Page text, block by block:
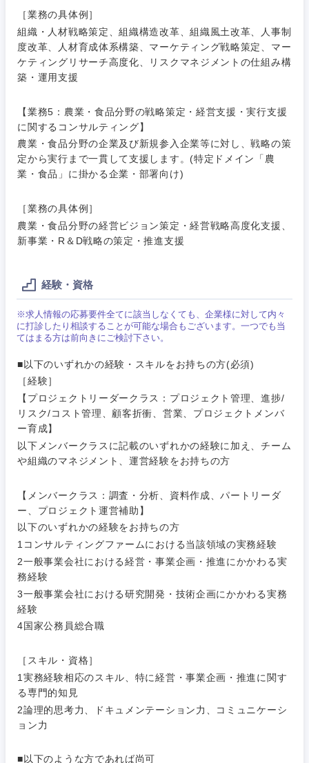
［業務の具体例］
組織・人材戦略策定、組織構造改革、組織風土改革、人事制
度改革、人材育成体系構築、マーケティング戦略策定、マー
ケティングリサーチ高度化、リスクマネジメントの仕組み構
築・運用支援
【業務5：農業・食品分野の戦略策定・経営支援・実行支援
に関するコンサルティング】
農業・食品分野の企業及び新規参入企業等に対し、戦略の策
定から実行まで一貫して支援します。(特定ドメイン「農
業・食品」に掛かる企業・部署向け)
［業務の具体例］
農業・食品分野の経営ビジョン策定・経営戦略高度化支援、
新事業・R＆D戦略の策定・推進支援
経験・資格
※求人情報の応募要件全てに該当しなくても、企業様に対して内々
に打診したり相談することが可能な場合もございます。一つでも当
てはまる方は前向きにご検討下さい。
■以下のいずれかの経験・スキルをお持ちの方(必須)
［経験］
【プロジェクトリーダークラス：プロジェクト管理、進捗/
リスク/コスト管理、顧客折衝、営業、プロジェクトメンバ
ー育成】
以下メンバークラスに記載のいずれかの経験に加え、チーム
や組織のマネジメント、運営経験をお持ちの方
【メンバークラス：調査・分析、資料作成、パートリーダ
ー、プロジェクト運営補助】
以下のいずれかの経験をお持ちの方
1コンサルティングファームにおける当該領域の実務経験
2一般事業会社における経営・事業企画・推進にかかわる実
務経験
3一般事業会社における研究開発・技術企画にかかわる実務
経験
4国家公務員総合職
［スキル・資格］
1実務経験相応のスキル、特に経営・事業企画・推進に関す
る専門的知見
2論理的思考力、ドキュメンテーション力、コミュニケーシ
ョン力
■以下のような方であれば尚可
金融専門
職
メディカ
ル
不動産専
門職
建設・施
工管理
事務職
その他
マスメディア
エンターテイメント
法律・特許事務所・監査法人
人材・アウトソーシング
その他
関東地方
茨城県 栃木県
群馬県 埼玉県
神奈川県